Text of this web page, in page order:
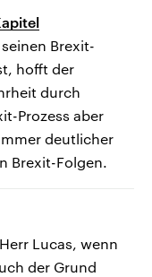
Brexit-
hofft der
durch
Prozess aber
deutlicher
Brexit-Folgen.
Lucas, wenn
der Grund